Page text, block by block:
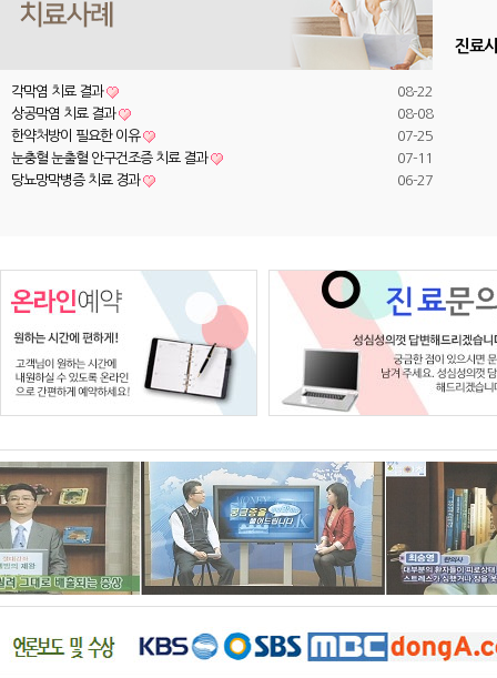
각막염 치료 결과
08-22
상공막염 치료 결과
08-08
한약처방이 필요한 이유
07-25
눈충혈 눈출혈 안구건조증 치료 결과
07-11
당뇨망막병증 치료 경과
06-27
진료